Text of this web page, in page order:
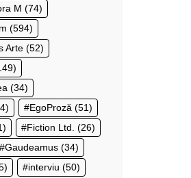
M (74)
(594)
Arte (52)
(34)
EgoProză (51)
Fiction Ltd. (26)
Gaudeamus (34)
interviu (50)